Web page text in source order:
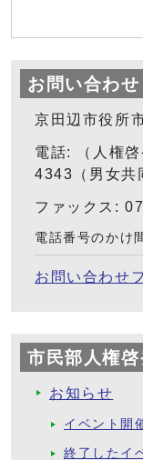
お問い合わせ
京田辺市役所
電話: （人権
4343（男女
ファックス:
電話番号のかけ
お問い合わせ
市民部人権
お知らせ
イベント開
終了したイ